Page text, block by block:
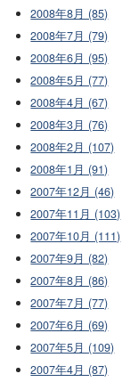
2008年8月 (85)
2008年7月 (79)
2008年6月 (95)
2008年5月 (77)
2008年4月 (67)
2008年3月 (76)
2008年2月 (107)
2008年1月 (91)
2007年12月 (46)
2007年11月 (103)
2007年10月 (111)
2007年9月 (82)
2007年8月 (86)
2007年7月 (77)
2007年6月 (69)
2007年5月 (109)
2007年4月 (87)